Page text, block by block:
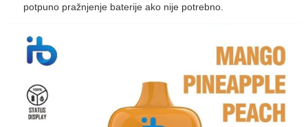
potpuno pražnjenje baterije ako nije potrebno.